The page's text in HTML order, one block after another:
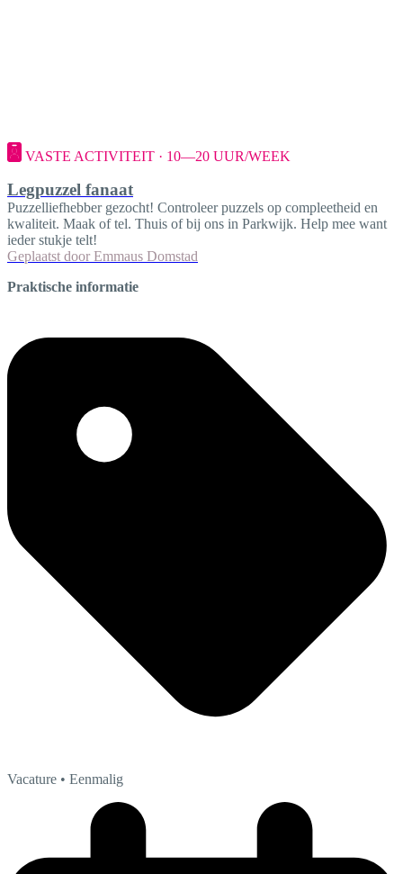
VASTE ACTIVITEIT · 10—20 UUR/WEEK
Legpuzzel fanaat
Puzzelliefhebber gezocht! Controleer puzzels op compleetheid en
kwaliteit. Maak of tel. Thuis of bij ons in Parkwijk. Help mee want
ieder stukje telt!
Geplaatst door Emmaus Domstad
Praktische informatie
Vacature • Eenmalig